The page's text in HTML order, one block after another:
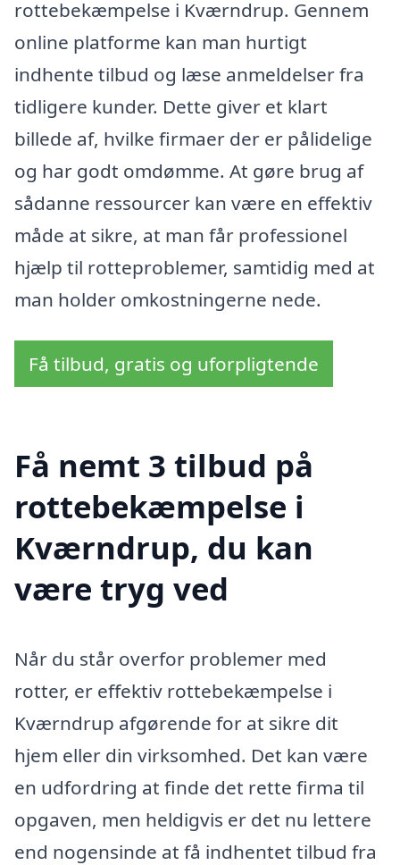
rottebekæmpelse i Kværndrup. Gennem
online platforme kan man hurtigt
indhente tilbud og læse anmeldelser fra
tidligere kunder. Dette giver et klart
billede af, hvilke firmaer der er pålidelige
og har godt omdømme. At gøre brug af
sådanne ressourcer kan være en effektiv
måde at sikre, at man får professionel
hjælp til rotteproblemer, samtidig med at
man holder omkostningerne nede.
Få tilbud, gratis og uforpligtende
Få nemt 3 tilbud på
rottebekæmpelse i
Kværndrup, du kan
være tryg ved
Når du står overfor problemer med
rotter, er effektiv rottebekæmpelse i
Kværndrup afgørende for at sikre dit
hjem eller din virksomhed. Det kan være
en udfordring at finde det rette firma til
opgaven, men heldigvis er det nu lettere
end nogensinde at få indhentet tilbud fra